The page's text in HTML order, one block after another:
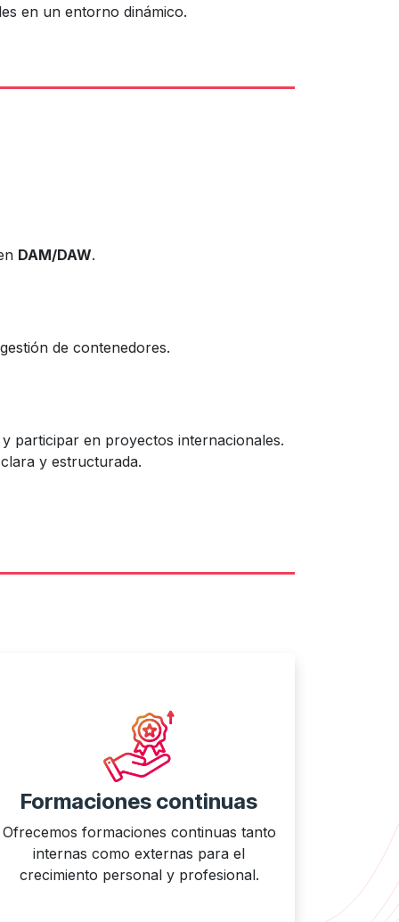
en un entorno dinámico.
DAM/DAW.
de contenedores.
participar en proyectos internacionales.
y estructurada.
Formaciones continuas
Ofrecemos formaciones continuas tanto
internas como externas para el
crecimiento personal y profesional.